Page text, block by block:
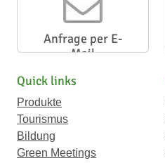
Anfrage per E-
Mail
Quick links
Produkte
Tourismus
Bildung
Green Meetings